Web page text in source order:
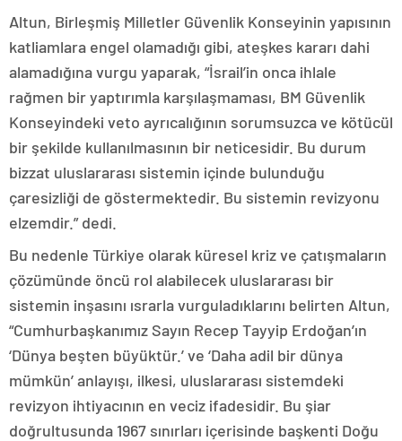
Altun, Birleşmiş Milletler Güvenlik Konseyinin yapısının
katliamlara engel olamadığı gibi, ateşkes kararı dahi
alamadığına vurgu yaparak, “İsrail’in onca ihlale
rağmen bir yaptırımla karşılaşmaması, BM Güvenlik
Konseyindeki veto ayrıcalığının sorumsuzca ve kötücül
bir şekilde kullanılmasının bir neticesidir. Bu durum
bizzat uluslararası sistemin içinde bulunduğu
çaresizliği de göstermektedir. Bu sistemin revizyonu
elzemdir.” dedi.
Bu nedenle Türkiye olarak küresel kriz ve çatışmaların
çözümünde öncü rol alabilecek uluslararası bir
sistemin inşasını ısrarla vurguladıklarını belirten Altun,
“Cumhurbaşkanımız Sayın Recep Tayyip Erdoğan’ın
‘Dünya beşten büyüktür.’ ve ‘Daha adil bir dünya
mümkün’ anlayışı, ilkesi, uluslararası sistemdeki
revizyon ihtiyacının en veciz ifadesidir. Bu şiar
doğrultusunda 1967 sınırları içerisinde başkenti Doğu